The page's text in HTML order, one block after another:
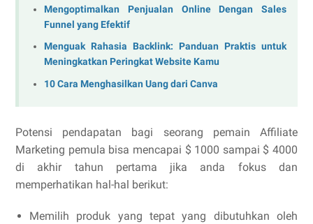
Mengoptimalkan Penjualan Online Dengan Sales
Funnel yang Efektif
Menguak Rahasia Backlink: Panduan Praktis untuk
Meningkatkan Peringkat Website Kamu
10 Cara Menghasilkan Uang dari Canva
Potensi pendapatan bagi seorang pemain Affiliate
Marketing pemula bisa mencapai $ 1000 sampai $ 4000
di akhir tahun pertama jika anda fokus dan
memperhatikan hal-hal berikut:
Memilih produk yang tepat yang dibutuhkan oleh